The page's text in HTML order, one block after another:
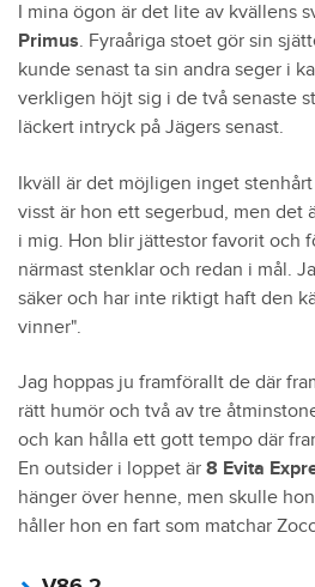
I mina ögon är det lite av kvällens
Primus. Fyraåriga stoet gör sin
kunde senast ta sin andra seger i
verkligen höjt sig i de två senaste
läckert intryck på Jägers senast.
Ikväll är det möjligen inget
visst är hon ett segerbud, men det
i mig. Hon blir jättestor favorit och
närmast stenklar och redan i mål.
säker och har inte riktigt haft den
vinner".
Jag hoppas ju framförallt de där
rätt humör och två av tre
och kan hålla ett gott tempo där
En outsider i loppet är 8 Evita
hänger över henne, men skulle
håller hon en fart som matchar